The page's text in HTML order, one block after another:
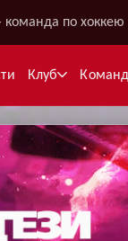
по хоккею
Клуб